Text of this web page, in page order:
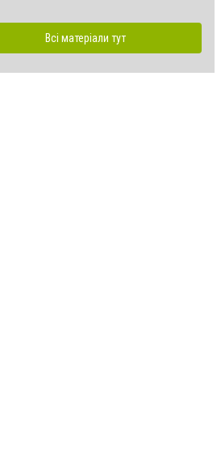
Всі матеріали тут